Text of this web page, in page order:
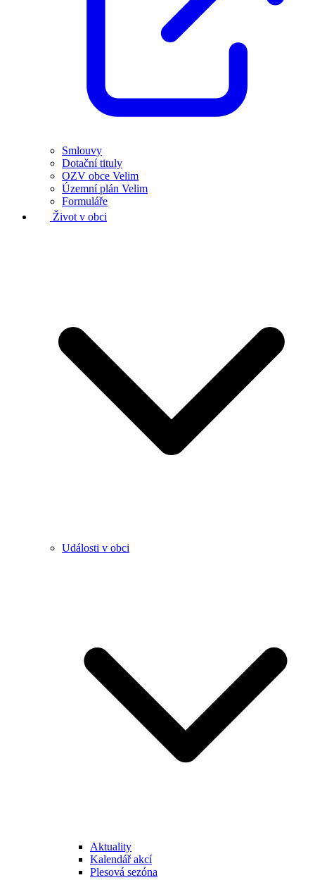
Smlouvy
Dotační tituly
OZV obce Velim
Územní plán Velim
Formuláře
Život v obci
Události v obci
Aktuality
Kalendář akcí
Plesová sezóna